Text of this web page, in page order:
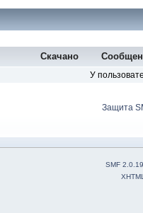
Скачано
У
Защита
SMF 2.0.19